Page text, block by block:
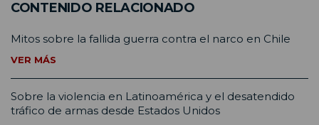
CONTENIDO RELACIONADO
Mitos sobre la fallida guerra contra el narco en Chile
VER MÁS
Sobre la violencia en Latinoamérica y el desatendido
tráfico de armas desde Estados Unidos